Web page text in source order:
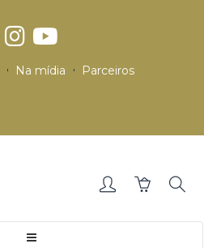
Na mídia Parceiros